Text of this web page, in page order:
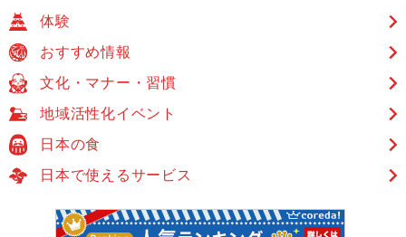
体験
おすすめ情報
文化・マナー・習慣
地域活性化イベント
日本の食
日本で使えるサービス